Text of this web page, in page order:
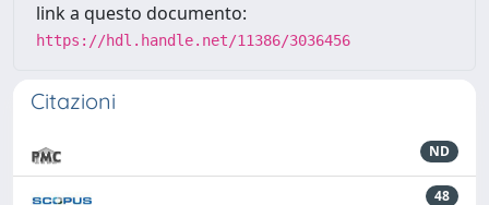
link a questo documento:
https://hdl.handle.net/11386/3036456
Citazioni
ND
48